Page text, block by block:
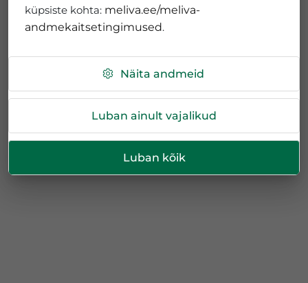
küpsiste kohta: meliva.ee/meliva-
andmekaitsetingimused.
Näita andmeid
Luban ainult vajalikud
Luban kõik